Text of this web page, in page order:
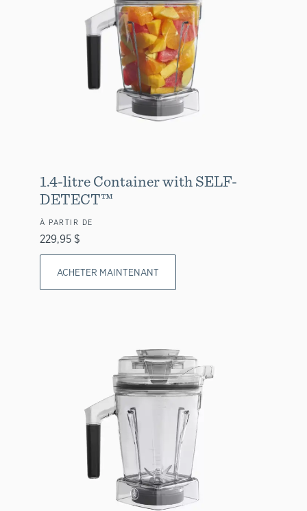
1.4-litre Container with SELF-
DETECT™
À PARTIR DE
229,95 $
ACHETER MAINTENANT